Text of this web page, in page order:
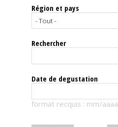
dégustation
Le
magazine
Télécharger
Région et pays
Rechercher
Date de degustation
format recquis : mm/aaaa